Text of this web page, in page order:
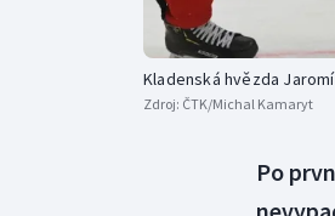
Kladenská hvězda
Zdroj: ČTK/Michal Kamaryt
Po